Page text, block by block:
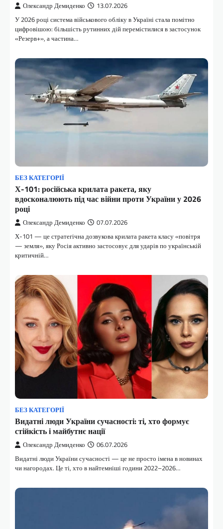
Олександр Демиденко 13.07.2026
У 2026 році система військового обліку в Україні стала помітно
цифровішою: більшість рутинних дій перемістилися в застосунок
«Резерв+», а частина…
БЕЗ КАТЕГОРІЇ
Х-101: російська крилата ракета, яку
вдосконалюють під час війни проти України у 2026
році
Олександр Демиденко 07.07.2026
Х-101 — це стратегічна дозвукова крилата ракета класу «повітря
— земля», яку Росія активно застосовує для ударів по українській
критичній…
БЕЗ КАТЕГОРІЇ
Видатні люди України сучасності: ті, хто формує
стійкість і майбутнє нації
Олександр Демиденко 06.07.2026
Видатні люди України сучасності — це не просто імена в новинах
чи нагородах. Це ті, хто в найтемніші години 2022–2026…